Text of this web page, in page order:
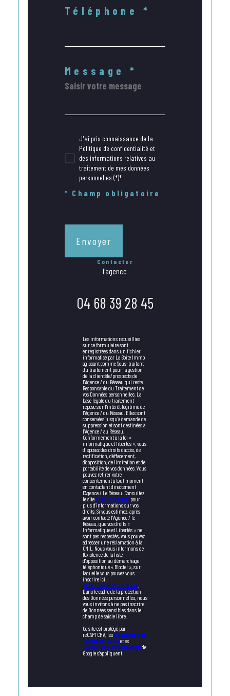
Téléphone *
Message *
J'ai pris connaissance de la
Politique de confidentialité et
des informations relatives au
traitement de mes données
personnelles (*)*
* Champ obligatoire
Envoyer
contacter
l'agence
04 68 39 28 45
Les informations recueillies
sur ce formulaire sont
enregistrées dans un fichier
informatisé par La Boite Immo
agissant comme Sous-traitant
du traitement pour la gestion
de la clientèle/prospects de
l'Agence / du Réseau qui reste
Responsable du Traitement de
vos Données personnelles. La
base légale du traitement
repose sur l'intérêt légitime de
l'Agence / du Réseau. Elles sont
conservées jusqu'à demande de
suppression et sont destinées à
l'Agence / au Réseau.
Conformément à la loi «
informatique et libertés », vous
disposez des droits d’accès, de
rectification, d’effacement,
d’opposition, de limitation et de
portabilité de vos données. Vous
pouvez retirer votre
consentement à tout moment
en contactant directement
l’Agence / Le Réseau. Consultez
le site https://cnil.fr/frpour
plus d’informations sur vos
droits. Si vous estimez, après
avoir contacté l'Agence / le
Réseau, que vos droits «
Informatique et Libertés » ne
sont pas respectés, vous pouvez
adresser une réclamation à la
CNIL. Nous vous informons de
l’existence de la liste
d'opposition au démarchage
téléphonique « Bloctel », sur
laquelle vous pouvez vous
inscrire ici :
https://www.bloctel.gouv.fr.
Dans le cadre de la protection
des Données personnelles, nous
vous invitons à ne pas inscrire
de Données sensibles dans le
champ de saisie libre.
Ce site est protégé par
reCAPTCHA, les Politiques de
Confidentialitéet es
Conditions d'utilisationde
Google s'appliquent.